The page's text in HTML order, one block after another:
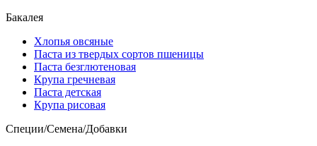
Бакалея
Хлопья овсяные
Паста из твердых сортов пшеницы
Паста безглютеновая
Крупа гречневая
Паста детская
Крупа рисовая
Специи/Семена/Добавки